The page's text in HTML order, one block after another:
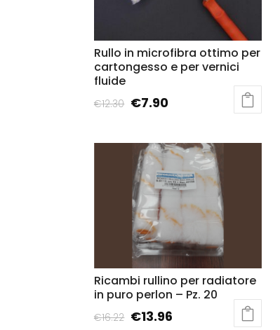
Rullo in microfibra ottimo per
cartongesso e per vernici
fluide
€12.30 €7.90
Ricambi rullino per radiatore
in puro perlon – Pz. 20
€16.22 €13.96